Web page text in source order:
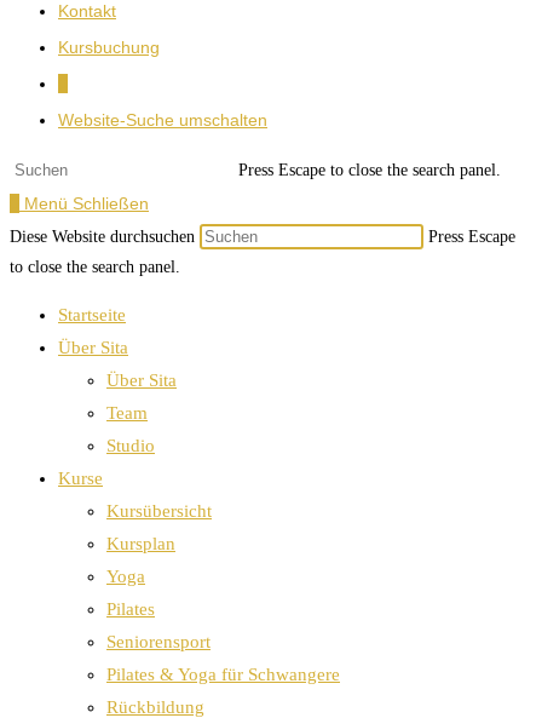
Kontakt
Kursbuchung
Website-Suche umschalten
Press Escape to close the search panel.
Menü Schließen
Diese Website durchsuchen
Press Escape
to close the search panel.
Startseite
Über Sita
Über Sita
Team
Studio
Kurse
Kursübersicht
Kursplan
Yoga
Pilates
Seniorensport
Pilates & Yoga für Schwangere
Rückbildung